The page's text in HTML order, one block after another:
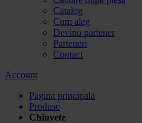
Catalog
Cum aleg
Devino partener
Parteneri
Contact
Account
Pagina principala
Produse
Chiuvete